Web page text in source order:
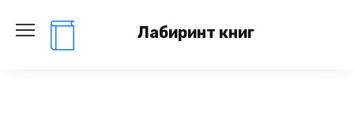
содержанию
Лабиринт книг